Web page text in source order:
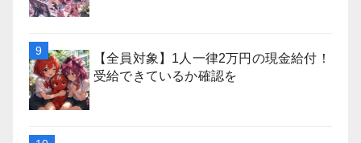
【全員対象】1人一律2万円の現金給付！
受給できているか確認を